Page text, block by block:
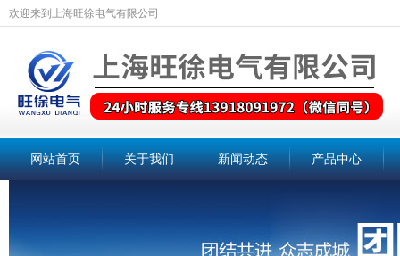
欢迎来到上海旺徐电气有限公司
网站首页 关于我们 新闻动态 产品中心